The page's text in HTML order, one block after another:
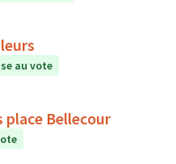
au vote
place Bellecour